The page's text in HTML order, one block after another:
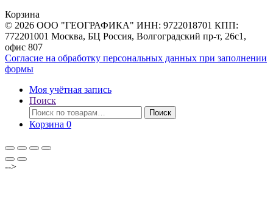
Корзина
© 2026 ООО "ГЕОГРАФИКА" ИНН: 9722018701 КПП:
772201001 Москва, БЦ Россия, Волгоградский пр-т, 26с1,
офис 807
Согласие на обработку персональных данных при заполнении
формы
Моя учётная запись
Поиск
Искать:
Поиск
Корзина 0
-->